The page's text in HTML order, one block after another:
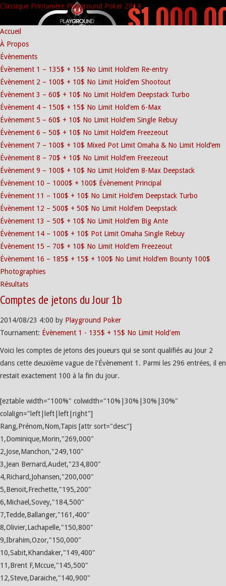
Classique Printanière Playground Poker 2014
Accueil
À Propos
Évènements
Évènement 1 – 135$ + 15$ No Limit Hold’em Re-entry
Évènement 2 – 100$ + 10$ No Limit Hold’em Shootout
Évènement 3 – 60$ + 10$ No Limit Hold’em Deepstack Turbo
Évènement 4 – 150$ + 15$ No Limit Hold’em 6-Max
Évènement 5 – 60$ + 10$ No Limit Hold’em Single Rebuy
Évènement 6 – 50$ + 10$ No Limit Hold’em Freezeout
Évènement 7 – 100$ + 10$ Mixed Pot Limit Omaha & No Limit Hold’em
Évènement 8 – 70$ + 10$ No Limit Hold’em Freezeout
Évènement 9 – 100$ + 10$ No Limit Hold’em 8-Max Deepstack
Évènement 10 – 1000$ + 100$ Évènement Principal
Évènement 11 – 100$ + 10$ No Limit Hold’em Deepstack Turbo
Évènement 12 – 500$ + 50$ No Limit Hold’em Deepstack
Évènement 13 – 50$ + 10$ No Limit Hold’em Big Ante
Évènement 14 – 100$ + 10$ Pot Limit Omaha Single Rebuy
Évènement 15 – 70$ + 10$ No Limit Hold’em Freezeout
Évènement 16 – 185$ + 15$ + 100$ No Limit Hold’em Bounty 100$
Photographies
Résultats
Comptes de jetons du Jour 1b
2014/08/23 4:00 by Playground Poker
Tournament: Évènement 1 - 135$ + 15$ No Limit Hold'em
Voici les comptes de jetons des joueurs qui se sont qualifiés au Jour 2
dans cette deuxième vague de l'Évènement 1. Parmi les 296 entrées, il en
restait exactement 100 à la fin du jour.
[eztable width="100%" colwidth="10%|30%|30%|30%"
colalign="left|left|left|right"]
Rang,Prénom,Nom,Tapis [attr sort="desc"]
1,Dominique,Morin,"269,000"
2,Jose,Manchon,"249,100"
3,Jean Bernard,Audet,"234,800"
4,Richard,Johansen,"200,000"
5,Benoit,Frechette,"195,200"
6,Michael,Sovey,"184,500"
7,Tedde,Ballanger,"161,400"
8,Olivier,Lachapelle,"150,800"
9,Ibrahim,Ozor,"150,000"
10,Sabit,Khandaker,"149,400"
11,Brent F,Mccue,"145,500"
12,Steve,Daraiche,"140,900"